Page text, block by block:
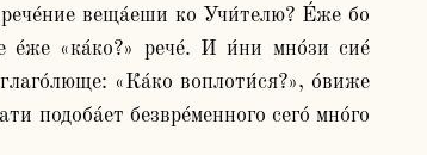
веща́еши ко Учи́телю? Е́же бо
е́же «ка́ко?» рече́. И и́ни мно́зи сие́
«Ка́ко воплоти́ся?», о́виже
подоба́ет безвре́менного сего́ мно́го